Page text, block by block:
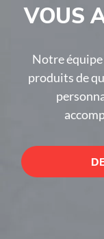
VOUS
Notre
produits de